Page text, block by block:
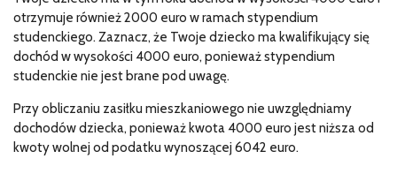
otrzymuje również 2000 euro w ramach stypendium
studenckiego. Zaznacz, że Twoje dziecko ma kwalifikujący się
dochód w wysokości 4000 euro, ponieważ stypendium
studenckie nie jest brane pod uwagę.
Przy obliczaniu zasiłku mieszkaniowego nie uwzględniamy
dochodów dziecka, ponieważ kwota 4000 euro jest niższa od
kwoty wolnej od podatku wynoszącej 6042 euro.